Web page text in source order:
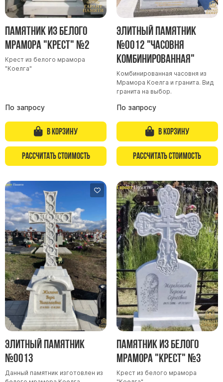
Мемориальные комплексы
Памятники с полноформатным фото
Склеп
Cкульптуры ангел
Детские памятники
Памятники Мусульманские
Памятники "Клипарт"
Семейные памятники ( памятники на двоих )
Памятники в форме креста
Памятники из белого мрамора Коелга
Креативные памятники
Кресты из белого мрамора
Фигурные памятники
Памятники в виде гитары
Памятники комбинированные
Памятники из цветного гранита
Памятники красные
Памятники красно-черные
Памятники серые
Памятники из Дымовского гранита
Памятник из белого
мрамора "Крест" №2
Крест из белого мрамора
"Коелга"
По запросу
В корзину
Рассчитать стоимость
Элитный памятник
№0012 "Часовня
комбинированная"
Комбинированная часовня из
Мрамора Коелга и гранита. Вид
гранита на выбор.
По запросу
В корзину
Рассчитать стоимость
Элитный памятник
№0013
Данный памятник изготовлен из
Памятник из белого
мрамора "Крест" №3
Крест из белого мрамора